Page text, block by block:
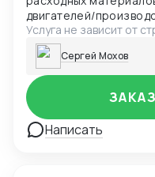
двигателей/
Услуга не зависит от
Сергей Мохов
Написать